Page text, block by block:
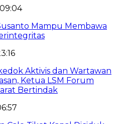
Mampu Membawa
Aktivis dan Wartawan
Ketua LSM Forum
Bertindak